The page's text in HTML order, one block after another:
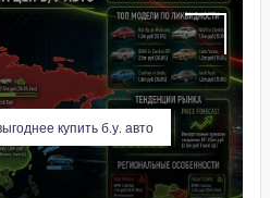
купить б.у. авто